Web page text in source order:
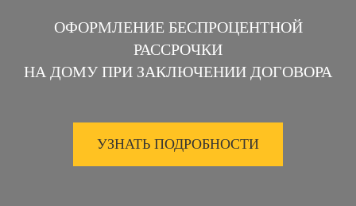
ОФОРМЛЕНИЕ БЕСПРОЦЕНТНОЙ
РАССРОЧКИ
НА ДОМУ ПРИ ЗАКЛЮЧЕНИИ ДОГОВОРА
УЗНАТЬ ПОДРОБНОСТИ